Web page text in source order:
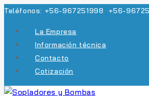
Skip
Teléfonos: +56-967251998 +56-
La Empresa
Información técnica
Contacto
Cotización